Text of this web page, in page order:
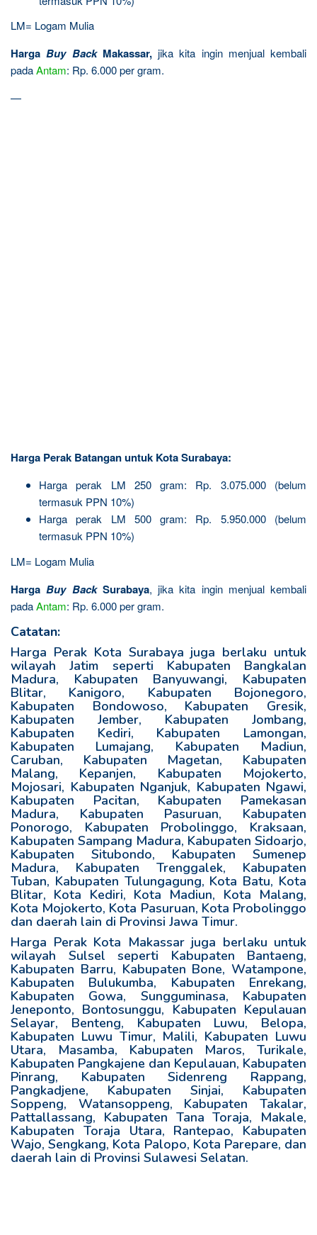
LM= Logam Mulia
Harga Buy BackMakassar,jika kita ingin menjual kembali
padaAntam: Rp. 6.000 per gram.
—
Harga Perak Batangan untuk Kota Surabaya:
Harga perak LM 250 gram: Rp. 3.075.000 (belum
termasuk PPN 10%)
Harga perak LM 500 gram: Rp. 5.950.000 (belum
termasuk PPN 10%)
LM= Logam Mulia
HargaBuy BackSurabaya, jika kita ingin menjual kembali
padaAntam: Rp. 6.000 per gram.
Catatan:
Harga Perak Kota Surabaya juga berlaku untuk
wilayah Jatim seperti Kabupaten Bangkalan
Madura, Kabupaten Banyuwangi, Kabupaten
Blitar, Kanigoro, Kabupaten Bojonegoro,
Kabupaten Bondowoso, Kabupaten Gresik,
Kabupaten Jember, Kabupaten Jombang,
Kabupaten Kediri, Kabupaten Lamongan,
Kabupaten Lumajang, Kabupaten Madiun,
Caruban, Kabupaten Magetan, Kabupaten
Malang, Kepanjen, Kabupaten Mojokerto,
Mojosari, Kabupaten Nganjuk, Kabupaten Ngawi,
Kabupaten Pacitan, Kabupaten Pamekasan
Madura, Kabupaten Pasuruan, Kabupaten
Ponorogo, Kabupaten Probolinggo, Kraksaan,
Kabupaten Sampang Madura, Kabupaten Sidoarjo,
Kabupaten Situbondo, Kabupaten Sumenep
Madura, Kabupaten Trenggalek, Kabupaten
Tuban, Kabupaten Tulungagung, Kota Batu, Kota
Blitar, Kota Kediri, Kota Madiun, Kota Malang,
Kota Mojokerto, Kota Pasuruan, Kota Probolinggo
dan daerah lain di Provinsi Jawa Timur.
Harga Perak Kota Makassar juga berlaku untuk
wilayah Sulsel seperti Kabupaten Bantaeng,
Kabupaten Barru, Kabupaten Bone, Watampone,
Kabupaten Bulukumba, Kabupaten Enrekang,
Kabupaten Gowa, Sungguminasa, Kabupaten
Jeneponto, Bontosunggu, Kabupaten Kepulauan
Selayar, Benteng, Kabupaten Luwu, Belopa,
Kabupaten Luwu Timur, Malili, Kabupaten Luwu
Utara, Masamba, Kabupaten Maros, Turikale,
Kabupaten Pangkajene dan Kepulauan, Kabupaten
Pinrang, Kabupaten Sidenreng Rappang,
Pangkadjene, Kabupaten Sinjai, Kabupaten
Soppeng, Watansoppeng, Kabupaten Takalar,
Pattallassang, Kabupaten Tana Toraja, Makale,
Kabupaten Toraja Utara, Rantepao, Kabupaten
Wajo, Sengkang, Kota Palopo, Kota Parepare, dan
daerah lain di Provinsi Sulawesi Selatan.